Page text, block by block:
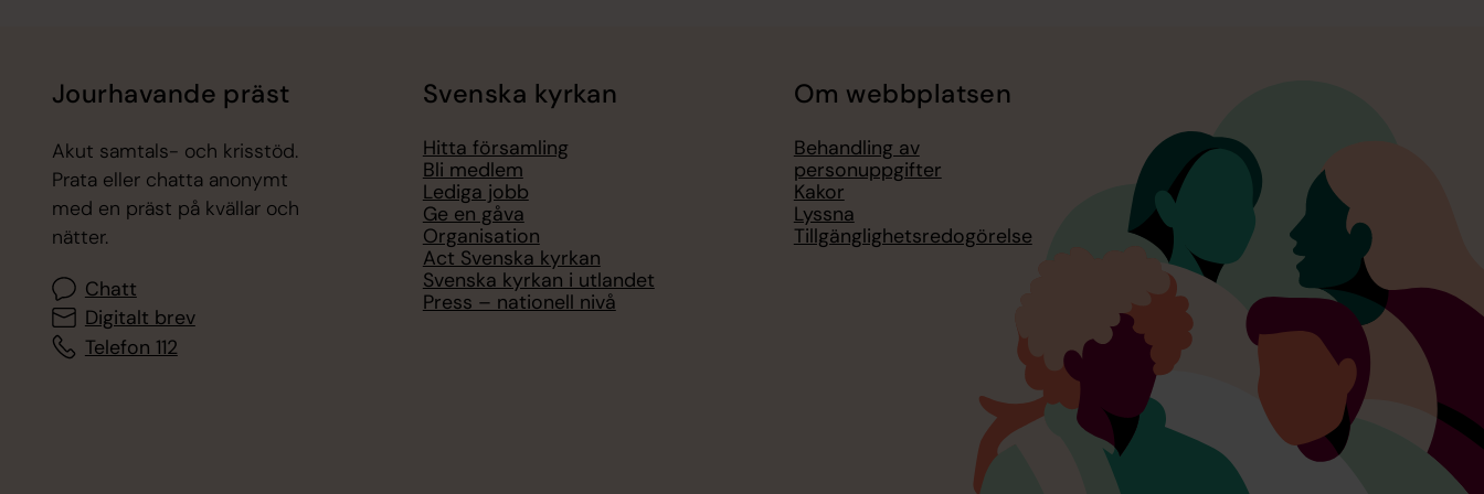
Jourhavande präst
Akut samtals- och krisstöd.
Prata eller chatta anonymt
med en präst på kvällar och
nätter.
Chatt
Digitalt brev
Telefon 112
Svenska kyrkan
Hitta församling
Bli medlem
Lediga jobb
Ge en gåva
Organisation
Act Svenska kyrkan
Svenska kyrkan i utlandet
Press – nationell nivå
Om webbplatsen
Behandling av
personuppgifter
Kakor
Lyssna
Tillgänglighetsredogörelse